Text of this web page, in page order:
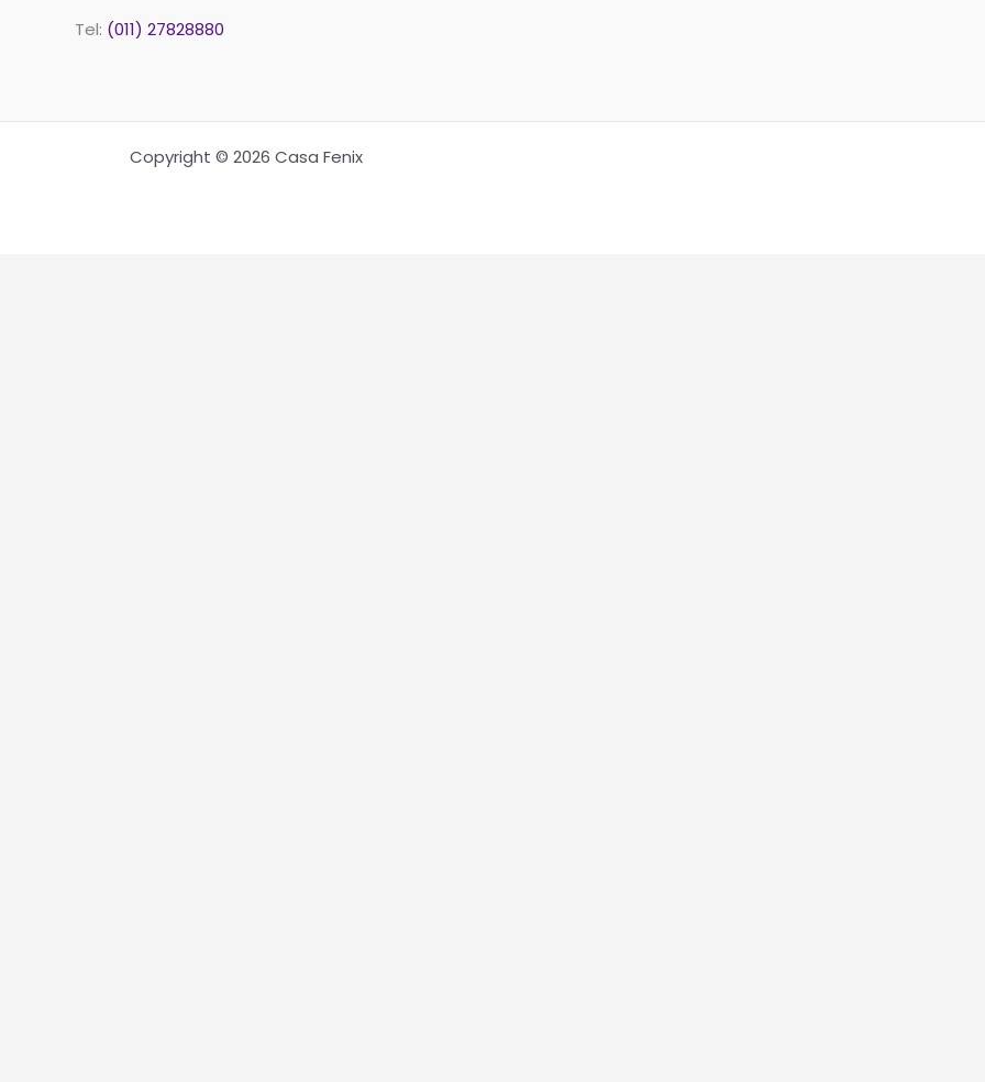
Tel: (011) 27828880
Copyright © 2026 Casa Fenix